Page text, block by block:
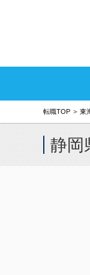
転職TOP 東
静岡